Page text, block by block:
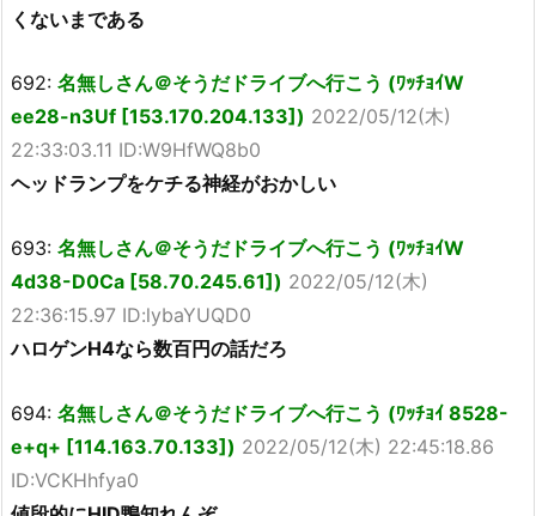
くないまである
692: 名無しさん＠そうだドライブへ行こう (ﾜｯﾁｮｲW
ee28-n3Uf [153.170.204.133]) 2022/05/12(木)
22:33:03.11 ID:W9HfWQ8b0
ヘッドランプをケチる神経がおかしい
693: 名無しさん＠そうだドライブへ行こう (ﾜｯﾁｮｲW
4d38-D0Ca [58.70.245.61]) 2022/05/12(木)
22:36:15.97 ID:lybaYUQD0
ハロゲンH4なら数百円の話だろ
694: 名無しさん＠そうだドライブへ行こう (ﾜｯﾁｮｲ 8528-
e+q+ [114.163.70.133]) 2022/05/12(木) 22:45:18.86
ID:VCKHhfya0